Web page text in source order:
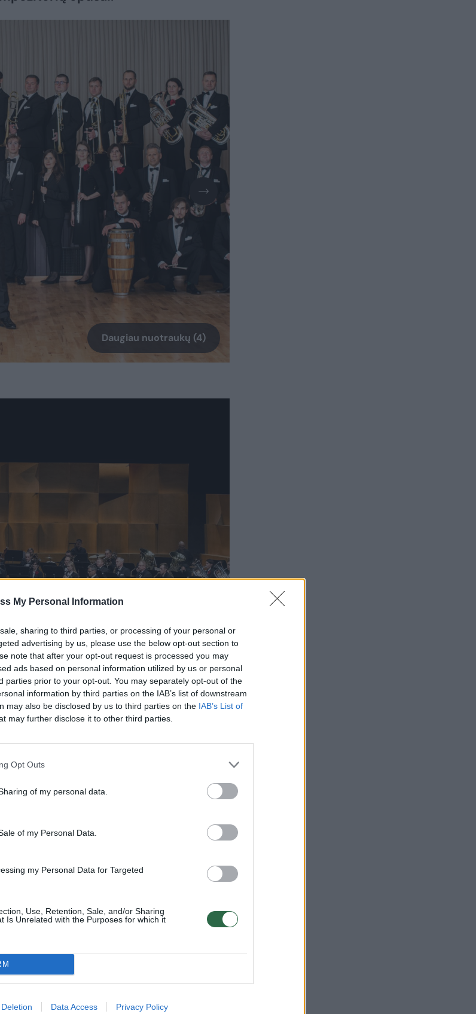
My Personal Information
sharing to third parties, or processing of your personal or
advertising by us, please use the below opt-out section to
note that after your opt-out request is processed you may
ads based on personal information utilized by us or personal
parties prior to your opt-out. You may separately opt-out of the
information by third parties on the IAB’s list of downstream
may also be disclosed by us to third parties on the IAB’s List of
may further disclose it to other third parties.
Opt Outs
of my personal data.
of my Personal Data.
my Personal Data for Targeted
Use, Retention, Sale, and/or Sharing
Is Unrelated with the Purposes for which it
Data Access Privacy Policy
Daugiau nuotraukų (4)
Daugiau nuotraukų (4)
naują sakralinės muzikos programą.